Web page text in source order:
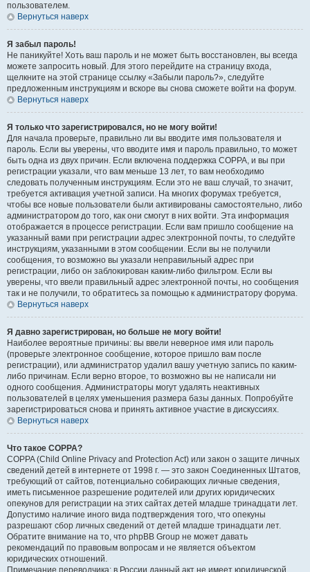
пользователем.
Вернуться наверх
Я забыл пароль!
Не паникуйте! Хоть ваш пароль и не может быть восстановлен, вы всегда
можете запросить новый. Для этого перейдите на страницу входа,
щелкните на этой странице ссылку «Забыли пароль?», следуйте
предложенным инструкциям и вскоре вы снова сможете войти на форум.
Вернуться наверх
Я только что зарегистрировался, но не могу войти!
Для начала проверьте, правильно ли вы вводите имя пользователя и
пароль. Если вы уверены, что вводите имя и пароль правильно, то может
быть одна из двух причин. Если включена поддержка COPPA, и вы при
регистрации указали, что вам меньше 13 лет, то вам необходимо
следовать полученным инструкциям. Если это не ваш случай, то значит,
требуется активация учетной записи. На многих форумах требуется,
чтобы все новые пользователи были активированы самостоятельно, либо
администратором до того, как они смогут в них войти. Эта информация
отображается в процессе регистрации. Если вам пришло сообщение на
указанный вами при регистрации адрес электронной почты, то следуйте
инструкциям, указанными в этом сообщении. Если вы не получили
сообщения, то возможно вы указали неправильный адрес при
регистрации, либо он заблокирован каким-либо фильтром. Если вы
уверены, что ввели правильный адрес электронной почты, но сообщения
так и не получили, то обратитесь за помощью к администратору форума.
Вернуться наверх
Я давно зарегистрирован, но больше не могу войти!
Наиболее вероятные причины: вы ввели неверное имя или пароль
(проверьте электронное сообщение, которое пришло вам после
регистрации), или администратор удалил вашу учетную запись по каким-
либо причинам. Если верно второе, то возможно вы не написали ни
одного сообщения. Администраторы могут удалять неактивных
пользователей в целях уменьшения размера базы данных. Попробуйте
зарегистрироваться снова и принять активное участие в дискуссиях.
Вернуться наверх
Что такое COPPA?
COPPA (Child Online Privacy and Protection Act) или закон о защите личных
сведений детей в интернете от 1998 г. — это закон Соединенных Штатов,
требующий от сайтов, потенциально собирающих личные сведения,
иметь письменное разрешение родителей или других юридических
опекунов для регистрации на этих сайтах детей младше тринадцати лет.
Допустимо наличие иного вида подтверждения того, что опекуны
разрешают сбор личных сведений от детей младше тринадцати лет.
Обратите внимание на то, что phpBB Group не может давать
рекомендаций по правовым вопросам и не является объектом
юридических отношений.
Примечание переводчика: в России данный акт не имеет юридической